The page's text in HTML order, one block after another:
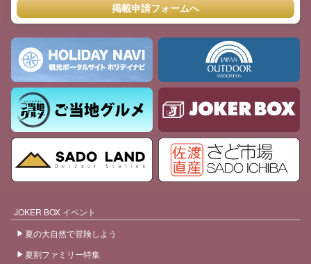
掲載申請フォームへ
JOKER BOX イベント
夏の大自然で冒険しよう
夏割ファミリー特集